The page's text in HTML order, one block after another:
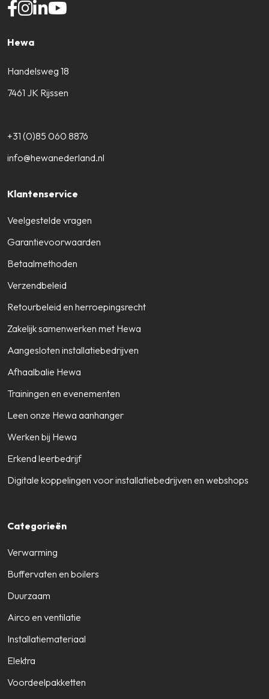
Hewa
Handelsweg 18
7461 JK Rijssen
+31 (0)85 060 8876
info@hewanederland.nl
Klantenservice
Veelgestelde vragen
Garantievoorwaarden
Betaalmethoden
Verzendbeleid
Retourbeleid en herroepingsrecht
Zakelijk samenwerken met Hewa
Aangesloten installatiebedrijven
Afhaalbalie Hewa
Trainingen en evenementen
Leen onze Hewa aanhanger
Werken bij Hewa
Erkend leerbedrijf
Digitale koppelingen voor installatiebedrijven en webshops
Categorieën
Verwarming
Buffervaten en boilers
Duurzaam
Airco en ventilatie
Installatiemateriaal
Elektra
Voordeelpakketten